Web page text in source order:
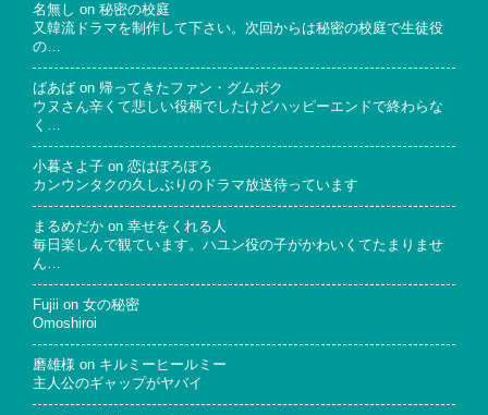
名無し on 秘密の校庭
又韓流ドラマを制作して下さい。次回からは秘密の校庭で生徒役
の…
ばあば on 帰ってきたファン・グムボク
ウヌさん辛くて悲しい役柄でしたけどハッピーエンドで終わらな
く…
小暮さよ子 on 恋はぽろぽろ
カンウンタクの久しぶりのドラマ放送待っています
まるめだか on 幸せをくれる人
毎日楽しんで観ています。ハユン役の子がかわいくてたまりませ
ん…
Fujii on 女の秘密
Omoshiroi
磨雄様 on キルミーヒールミー
主人公のギャップがヤバイ